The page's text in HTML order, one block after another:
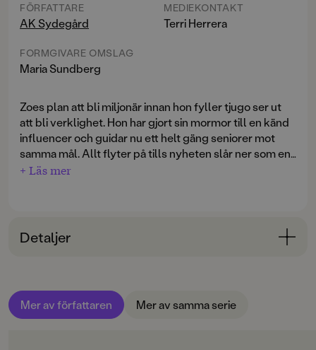
FÖRFATTARE
AK Sydegård
FORMGIVARE OMSLAG
Maria Sundberg
MEDIEKONTAKT
Terri Herrera
Zoes plan att bli miljonär innan hon fyller tjugo ser ut
att bli verklighet. Hon har gjort sin mormor till en känd
influencer och guidar nu ett helt gäng seniorer mot
samma mål. Allt flyter på tills nyheten slår ner som en
bomb: Mormor ska gifta sig. Igen. Och Zoe måste
boken om Zoe. Ett hysteriskt roligt och galet äventyr –
feelgood för alla tweenies och unga teens. Fristående
+ Läs mer
Detaljer
ÅLDERSGRUPP
9-12
Mer av författaren Mer av samma serie